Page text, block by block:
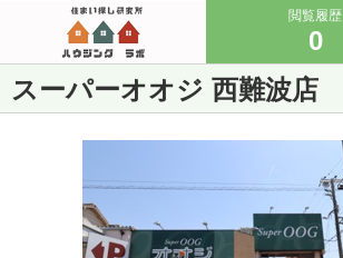
閲覧履歴
0
スーパーオオジ 西難波店